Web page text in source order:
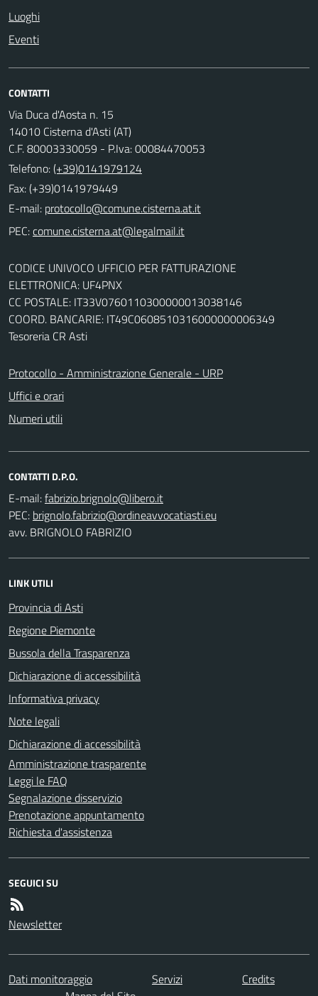
Luoghi
Eventi
CONTATTI
Via Duca d'Aosta n. 15
14010 Cisterna d'Asti (AT)
C.F. 80003330059 - P.Iva: 00084470053
Telefono:(+39)0141979124
Fax: (+39)0141979449
E-mail:
PEC:
CODICE UNIVOCO UFFICIO PER FATTURAZIONE
ELETTRONICA: UF4PNX
CC POSTALE: IT33V0760110300000013038146
COORD. BANCARIE: IT49C0608510316000000006349
Tesoreria CR Asti
Protocollo - Amministrazione Generale - URP
Uffici e orari
Numeri utili
CONTATTI D.P.O.
E-mail:
PEC:
avv. BRIGNOLO FABRIZIO
LINK UTILI
Provincia di Asti
Regione Piemonte
Bussola della Trasparenza
Dichiarazione di accessibilità
Informativa privacy
Note legali
Dichiarazione di accessibilità
Amministrazione trasparente
Leggi le FAQ
Segnalazione disservizio
Prenotazione appuntamento
Richiesta d'assistenza
SEGUICI SU
Newsletter
Dati monitoraggio Servizi
Credits